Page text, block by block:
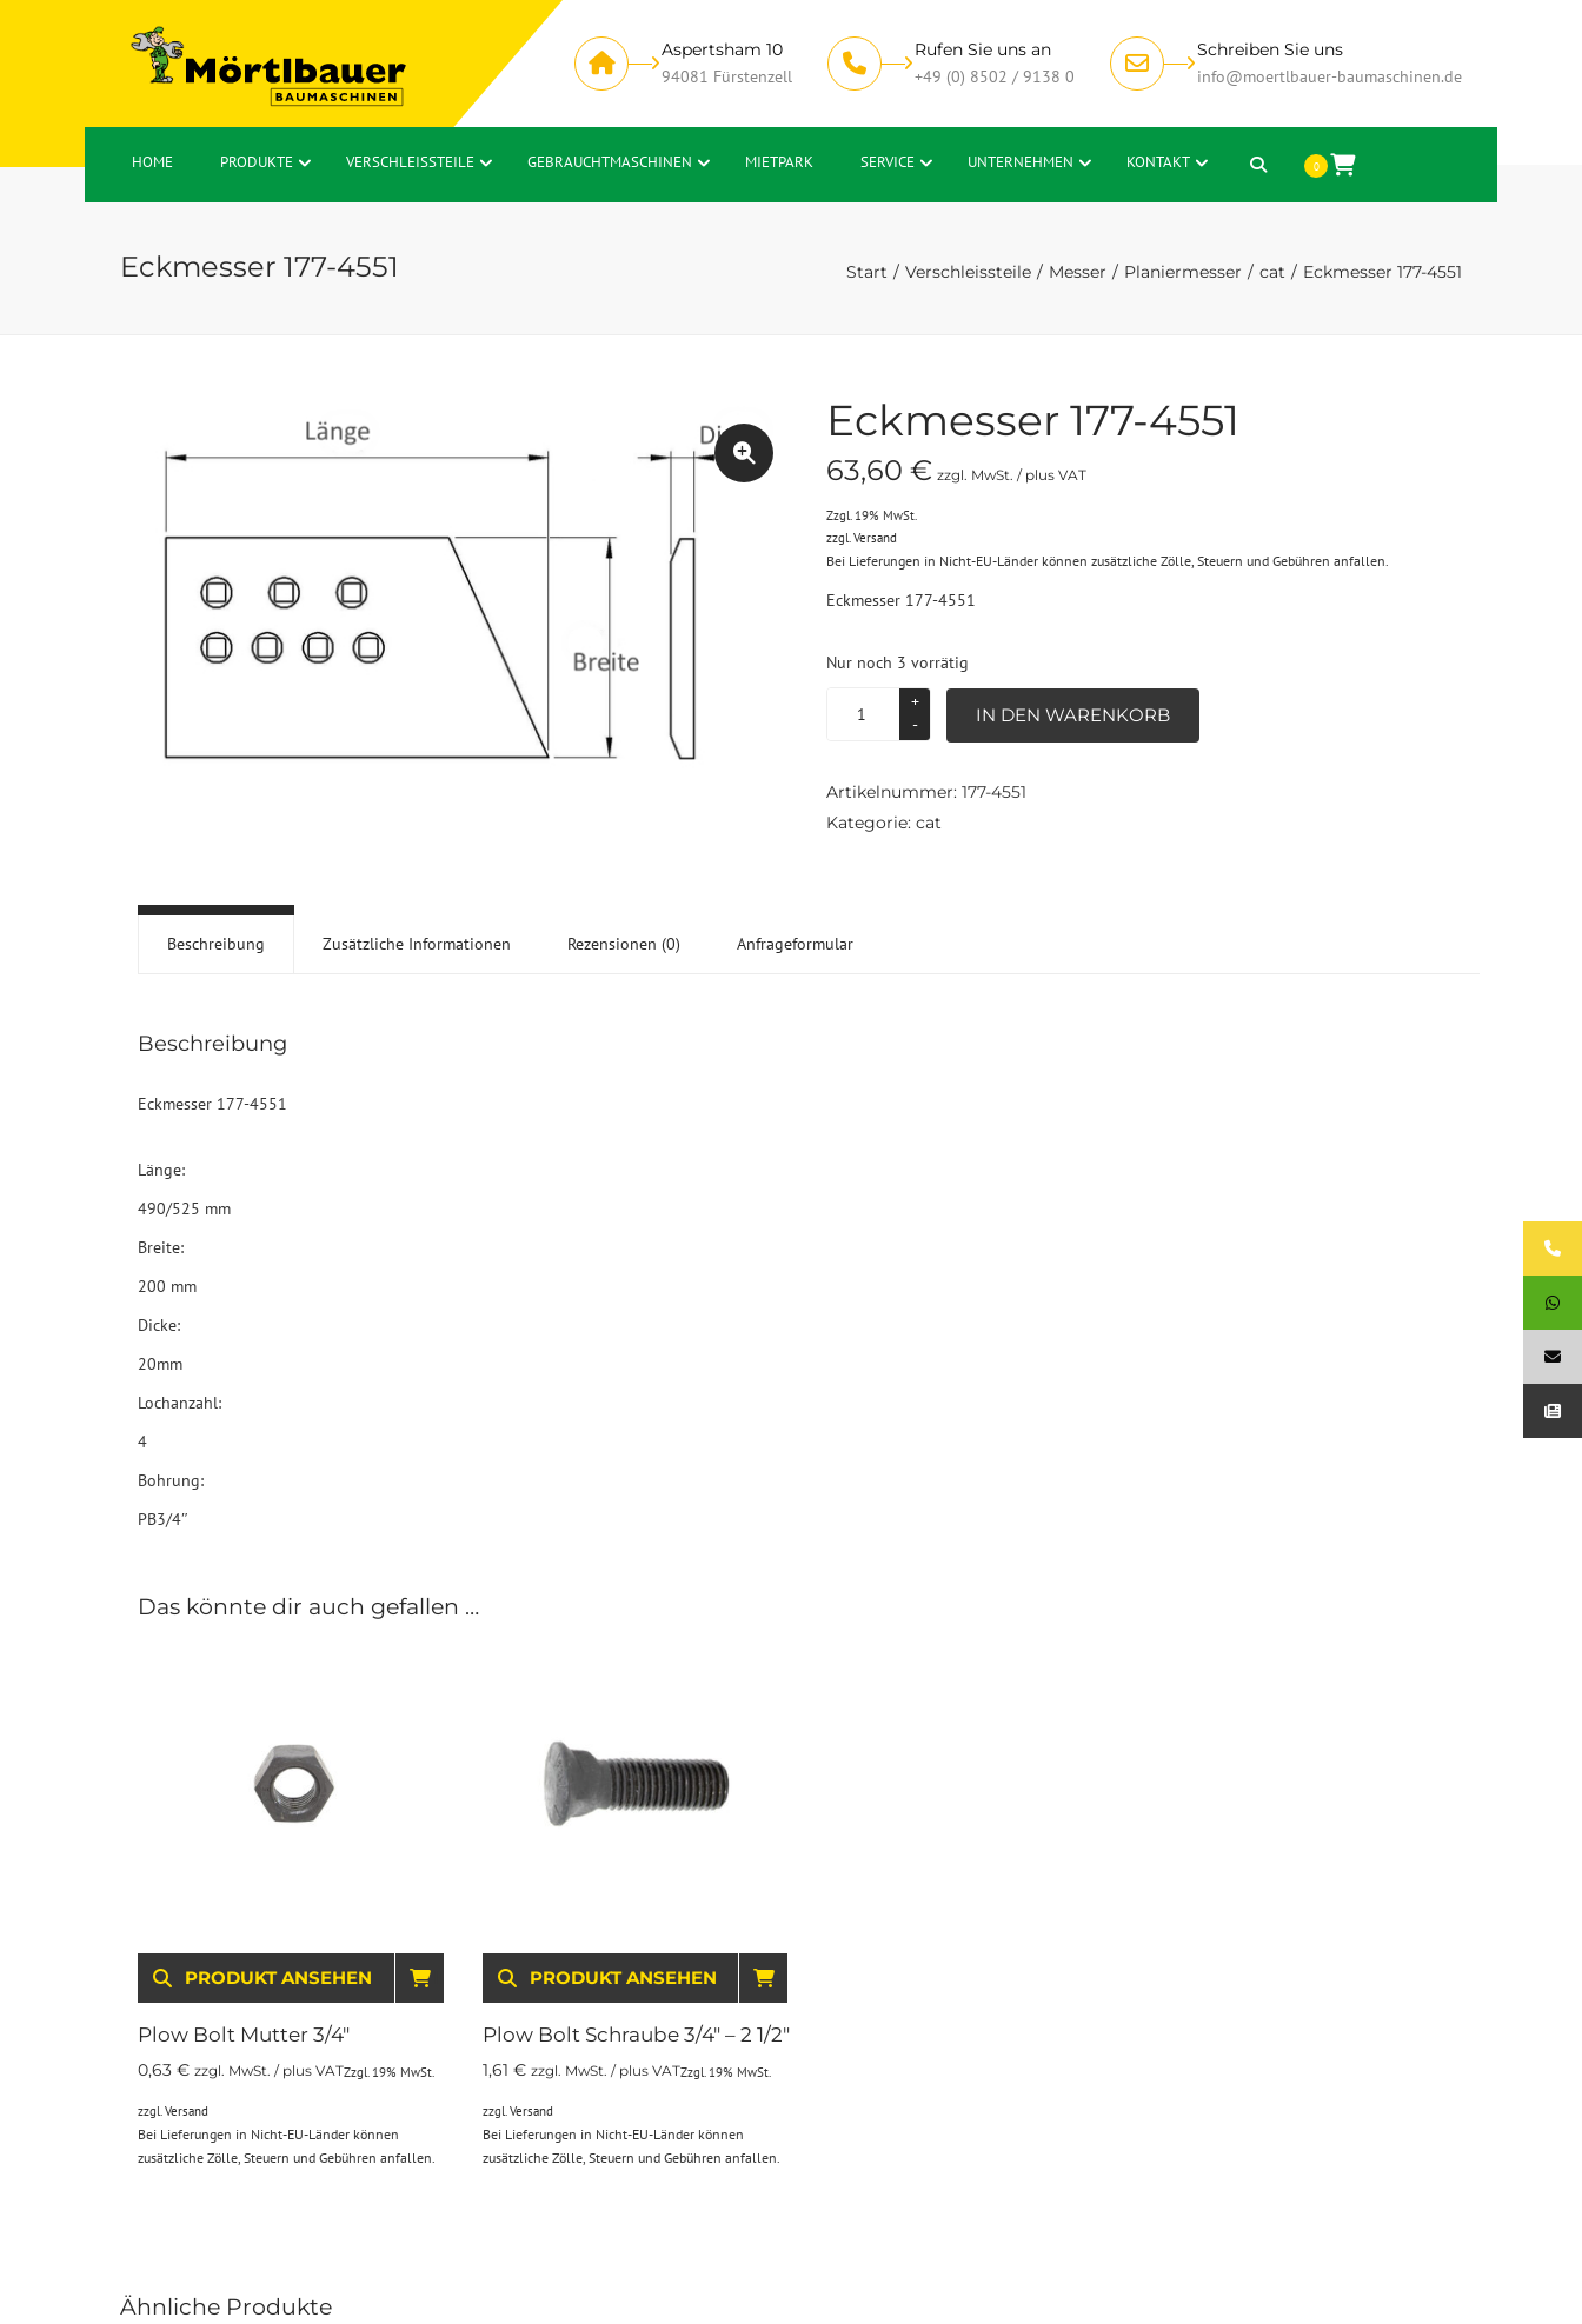
Aspertsham 10
94081 Fürstenzell
Rufen Sie uns an
+49 (0) 8502 / 9138 0
Schreiben Sie uns
info@moertlbauer-baumaschinen.de
HOME PRODUKTE VERSCHLEISSTEILE GEBRAUCHTMASCHINEN MIETPARK SERVICE UNTERNEHMEN KONTAKT Search
0
Eckmesser 177-4551 Start Verschleissteile Messer Planiermesser cat Eckmesser 177-4551
🔍
Eckmesser 177-4551
63,60 € zzgl. MwSt. / plus VAT
Zzgl. 19% MwSt.
zzgl.Versand
Bei Lieferungen in Nicht-EU-Länder können zusätzliche Zölle, Steuern und Gebühren anfallen.
Eckmesser 177-4551
Nur noch 3 vorrätig
177-
Menge
IN DEN WARENKORB
Artikelnummer: 177-4551
Kategorie: cat
Beschreibung Zusätzliche Informationen Rezensionen (0) Anfrageformular
Beschreibung
Eckmesser 177-4551
Länge:
490/525 mm
Breite:
200 mm
Dicke:
20mm
Lochanzahl:
4
Bohrung:
PB3/4″
Das könnte dir auch gefallen …
PRODUKT ANSEHEN
Plow Bolt Mutter 3/4″
0,63 € zzgl. MwSt. / plus VATZzgl. 19% MwSt.
zzgl.Versand
Bei Lieferungen in Nicht-EU-Länder können
zusätzliche Zölle, Steuern und Gebühren anfallen.
IN DEN WARENKORB
PRODUKT ANSEHEN
Plow Bolt Schraube 3/4″ – 2 1/2″
1,61 € zzgl. MwSt. / plus VATZzgl. 19% MwSt.
zzgl.Versand
Bei Lieferungen in Nicht-EU-Länder können
zusätzliche Zölle, Steuern und Gebühren anfallen.
Ähnliche Produkte